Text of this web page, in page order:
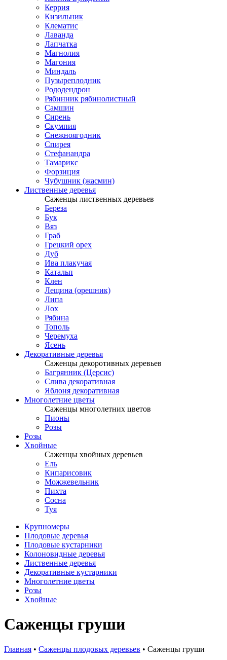
Керрия
Кизильник
Клематис
Лаванда
Лапчатка
Магнолия
Магония
Миндаль
Пузыреплодник
Рододендрон
Рябинник рябинолистный
Самшин
Сирень
Скумпия
Снежноягодник
Спирея
Стефанандра
Тамарикс
Форзиция
Чубушник (жасмин)
Лиственные деревья
Саженцы лиственных деревьев
Береза
Бук
Вяз
Граб
Грецкий орех
Дуб
Ива плакучая
Катальп
Клен
Лещина (орешник)
Липа
Лох
Рябина
Тополь
Черемуха
Ясень
Декоративные деревья
Саженцы декоротивных деревьев
Багрянник (Церсис)
Слива декоративная
Яблоня декоративная
Многолетние цветы
Саженцы многолетних цветов
Пионы
Розы
Розы
Хвойные
Саженцы хвойных деревьев
Ель
Кипарисовик
Можжевельник
Пихта
Сосна
Туя
Крупномеры
Плодовые деревья
Плодовые кустарники
Колоновидные деревья
Лиственные деревья
Декоративные кустарники
Многолетние цветы
Розы
Хвойные
Саженцы груши
Главная • Саженцы плодовых деревьев • Саженцы груши